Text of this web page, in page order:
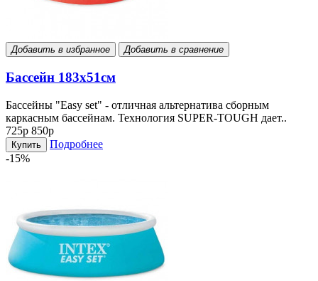
Добавить в избранное Добавить в сравнение
Бассейн 183х51см
Бассейны "Easy set" - отличная альтернатива сборным
каркасным бассейнам. Технология SUPER-TOUGH дает..
725р 850р
Купить
Подробнее
-15%